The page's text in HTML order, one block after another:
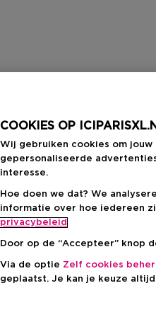
COOKIES OP
Wij gebruiken cookies om
gepersonaliseerde
interesse.
Hoe doen we dat? We
informatie over hoe iedereen
privacybeleid
Door op de “Accepteer” knop
Via de optie Zelf cookies
geplaatst. Je kan je keuze